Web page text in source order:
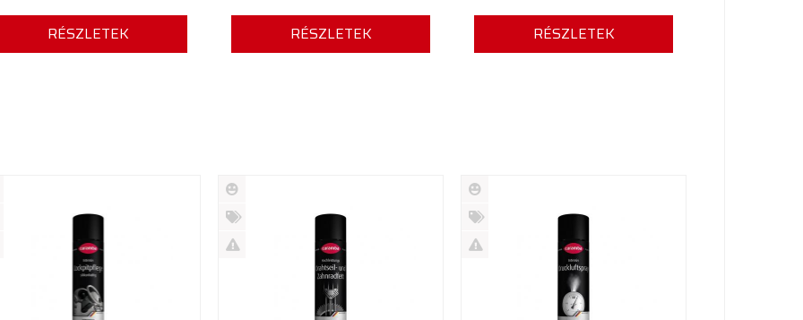
RÉSZLETEK RÉSZLETEK RÉSZLETEK
Új
termék
%
Új
termék
%